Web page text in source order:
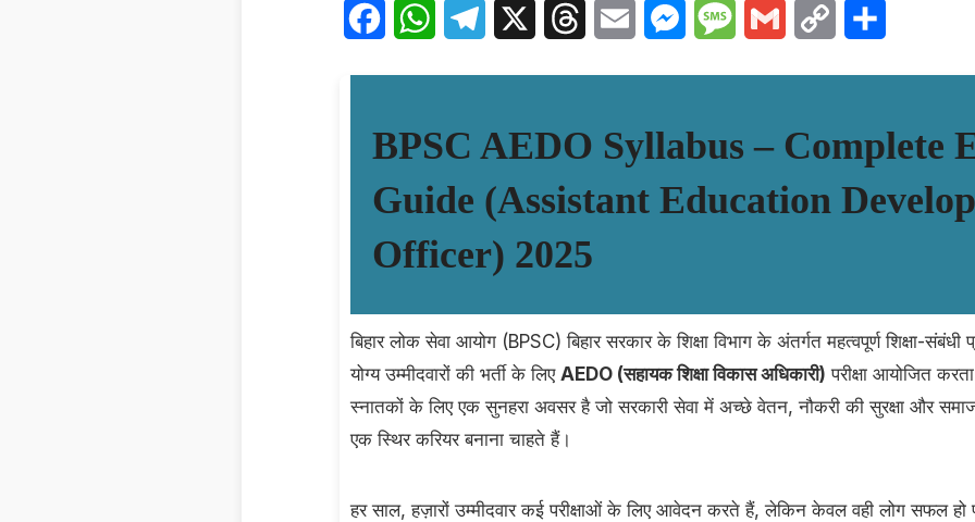
FacebookWhatsAppTelegram ThreadsEmail MessengerMessageGmail
Copy
BPSC AEDO Syllabus – Complete
Guide (Assistant Education
Officer) 2025
बिहार लोक सेवा आयोग (BPSC) बिहार सरकार के शिक्षा विभाग के अंतर्गत महत्वपूर्ण शिक्षा-संबंधी
योग्य उम्मीदवारों की भर्ती के लिए AEDO (सहायक शिक्षा विकास अधिकारी) परीक्षा आयोजित
स्नातकों के लिए एक सुनहरा अवसर है जो सरकारी सेवा में अच्छे वेतन, नौकरी की सुरक्षा और
एक स्थिर करियर बनाना चाहते हैं।
हर साल, हज़ारों उम्मीदवार कई परीक्षाओं के लिए आवेदन करते हैं, लेकिन केवल वही लोग सफल हो